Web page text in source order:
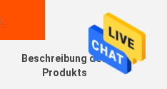
Beschreibung des
Produkts